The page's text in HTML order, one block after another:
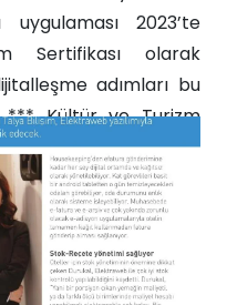
2023’te
Sertifikası olarak
adımları bu
*** Kültür ve Turizm
Güvenli Turizm
Yeşil Turizm
Güvenli turizm
bu yapı, 2023